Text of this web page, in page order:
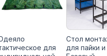
для
Стол
для пайки и